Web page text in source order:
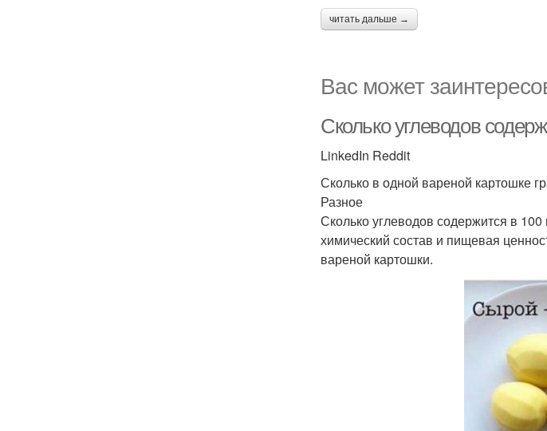
читать дальше →
Вас может
Сколько углеводов
LinkedIn Reddit
Сколько в одной вареной картошке
Разное
Сколько углеводов содержится в
химический состав и пищевая
вареной картошки.